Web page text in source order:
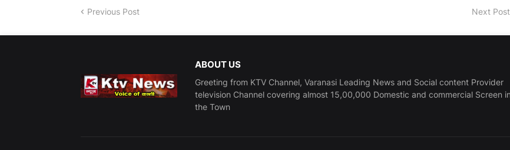
Previous Post Next Post
ABOUT US
Greeting from KTV Channel, Varanasi Leading News and Social content Provider
television Channel covering almost 15,00,000 Domestic and commercial Screen in
the Town